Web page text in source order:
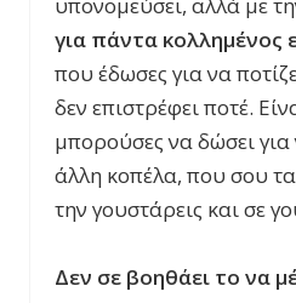
υπονομεύσει, αλλά με
για πάντα κολλημένος
που έδωσες για να
δεν επιστρέφει ποτέ.
μπορούσες να δώσει
άλλη κοπέλα, που σου
την γουστάρεις και σε
Δεν σε βοηθάει το να